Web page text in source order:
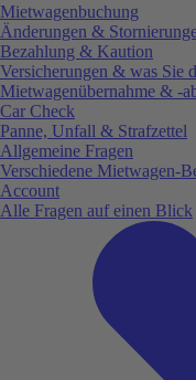
Mietwagenbuchung
Änderungen &
Bezahlung & Kaution
Versicherungen & was Sie
Mietwagenübernahme & -
Car Check
Panne, Unfall & Strafzettel
Allgemeine Fragen
Verschiedene Mietwagen-
Account
Alle Fragen auf einen Blick